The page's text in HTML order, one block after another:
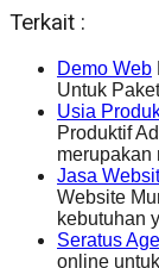
Terkait :
Demo Web
Untuk
Usia
Produktif
Jasa
Website
kebutuhan
Seratus
online